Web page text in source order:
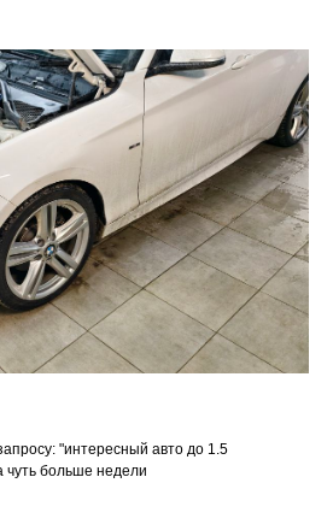
"интересный авто до 1.5
чуть больше недели